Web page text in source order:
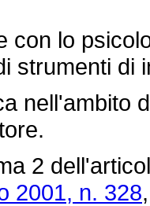
lo
strumenti di
nell'ambito
2
2001, n. 328